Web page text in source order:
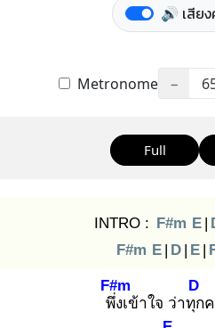
🔊 เสีย
Metronome −
Full
INTRO : F#m E |
F#m E | D | E |
พึ่ง
F#m
เข้าใจ ว่าทุก
D